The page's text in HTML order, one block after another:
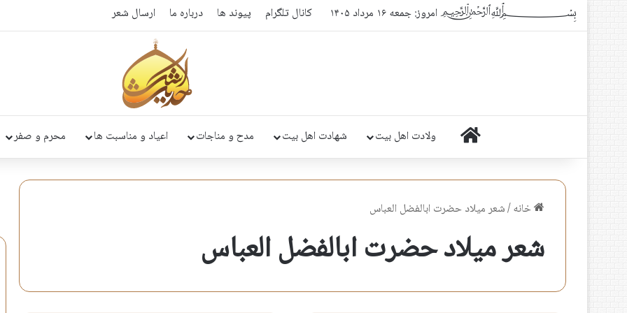
﷽ امروز: جمعه ۱۶ مرداد ۱۴۰۵ کانال تلگرام پیوند ها درباره ما ارسال شعر
خانه ولادت اهل بیت شهادت اهل بیت مدح و مناجات اعیاد و مناسبت ها محرم و صفر
خانه/شعر میلاد حضرت ابالفضل العباس
شعر میلاد حضرت ابالفضل العباس